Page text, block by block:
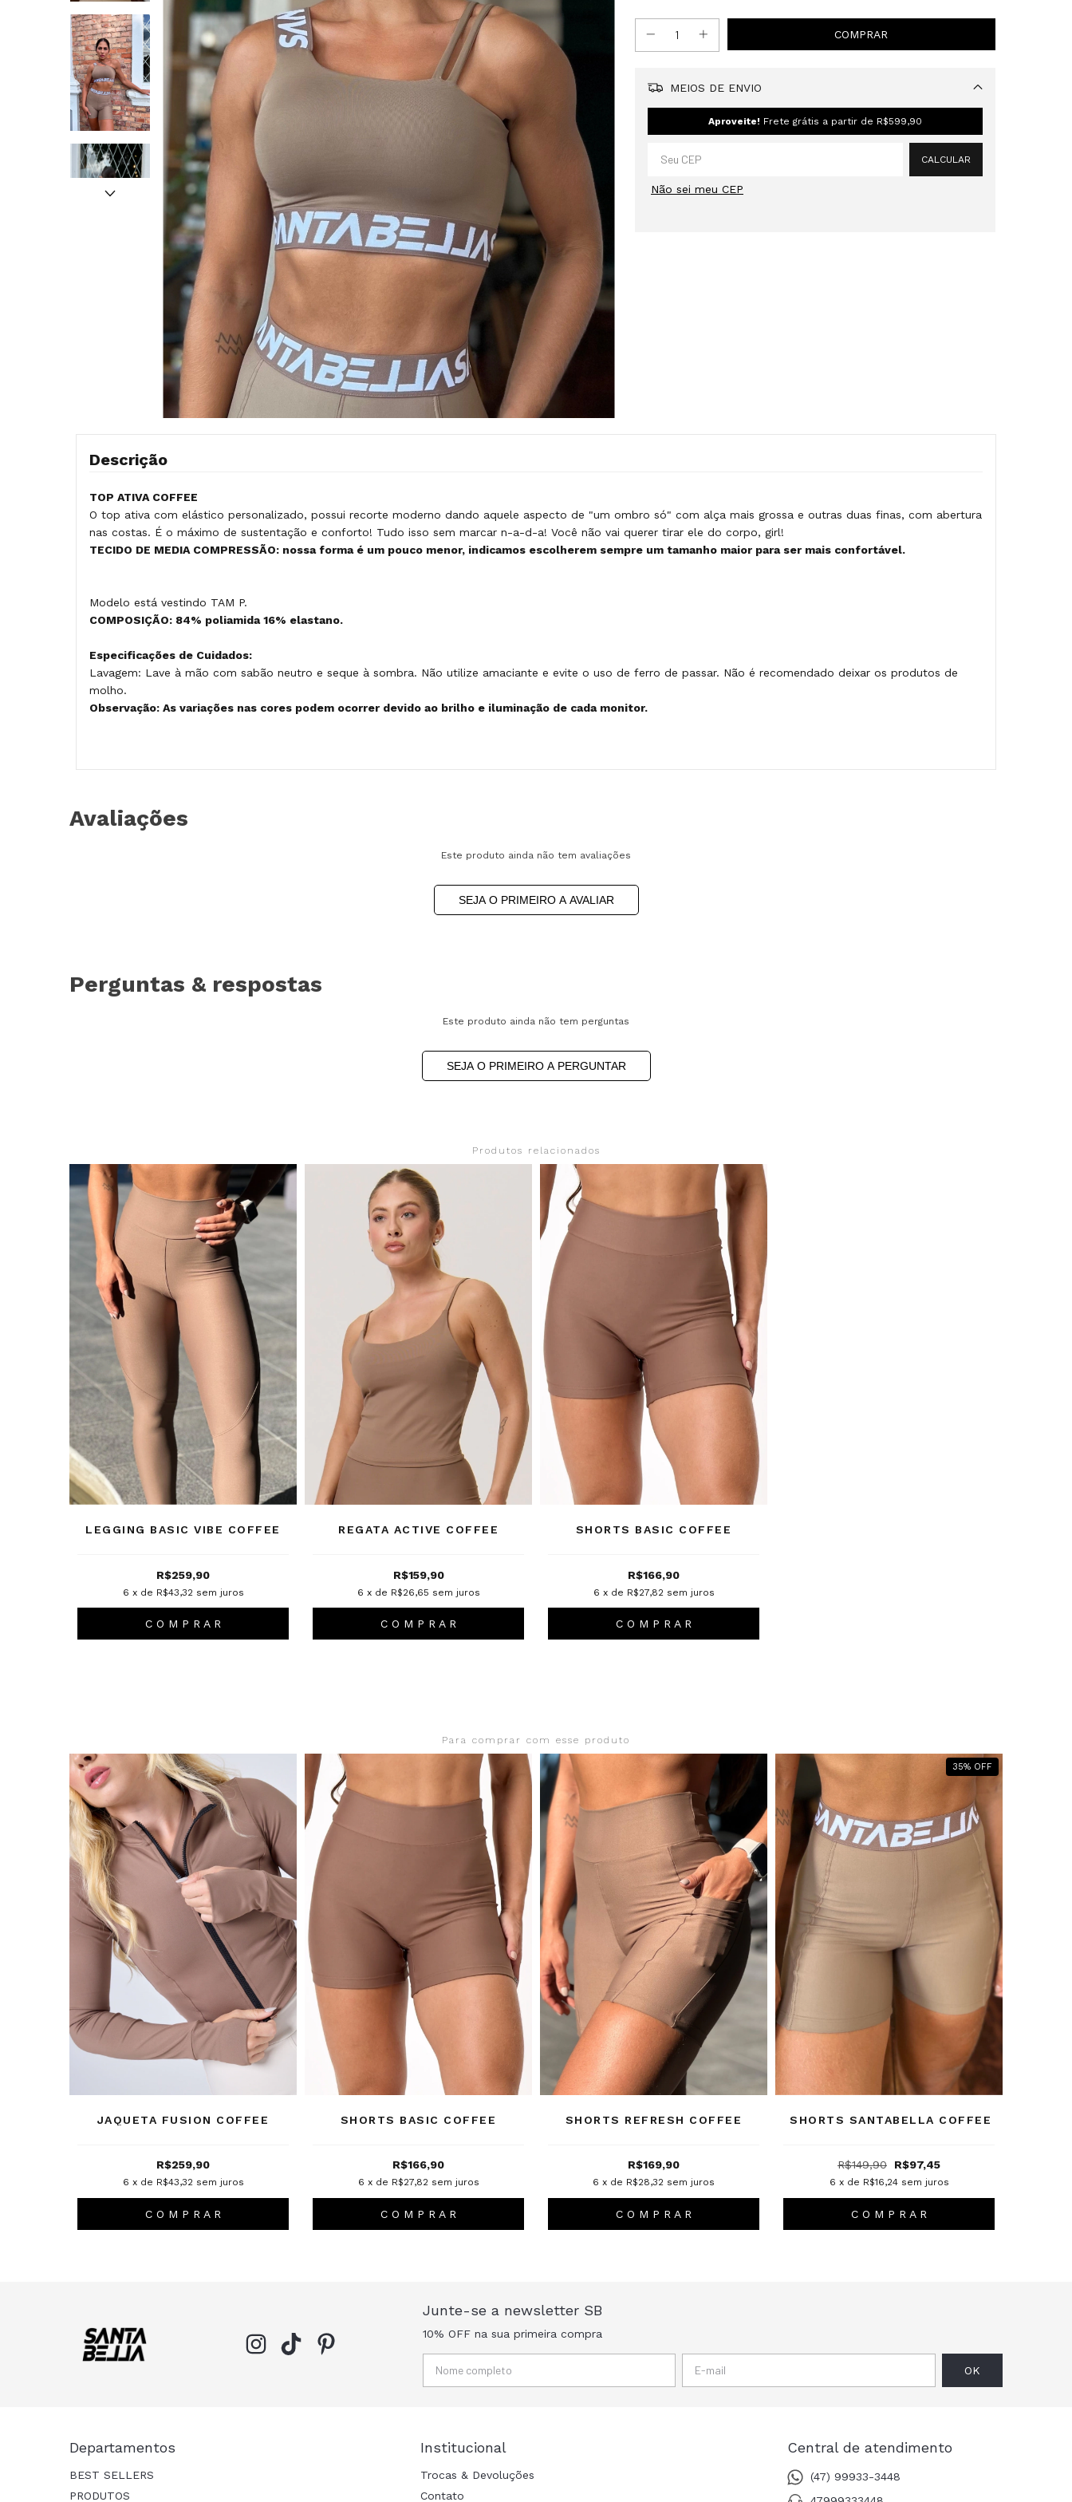
MEIOS DE ENVIO
Aproveite! Frete grátis a partir de R$599,90
CALCULAR
Não sei meu CEP
Descrição
TOP ATIVA COFFEE
O top ativa com elástico personalizado, possui recorte moderno dando aquele aspecto de "um ombro só" com alça mais grossa e outras duas finas, com abertura
nas costas. É o máximo de sustentação e conforto! Tudo isso sem marcar n-a-d-a! Você não vai querer tirar ele do corpo, girl!
TECIDO DE MEDIA COMPRESSÃO: nossa forma é um pouco menor, indicamos escolherem sempre um tamanho maior para ser mais confortável.
Modelo está vestindo TAM P.
COMPOSIÇÃO: 84% poliamida 16% elastano.
Especificações de Cuidados:
Lavagem: Lave à mão com sabão neutro e seque à sombra. Não utilize amaciante e evite o uso de ferro de passar. Não é recomendado deixar os produtos de
molho.
Observação: As variações nas cores podem ocorrer devido ao brilho e iluminação de cada monitor.
Avaliações
Este produto ainda não tem avaliações
SEJA O PRIMEIRO A AVALIAR
Perguntas & respostas
Este produto ainda não tem perguntas
SEJA O PRIMEIRO A PERGUNTAR
Produtos relacionados
LEGGING BASIC VIBE COFFEE
R$259,90
6 x de R$43,32 sem juros
C O M P R A R
REGATA ACTIVE COFFEE
R$159,90
6 x de R$26,65 sem juros
C O M P R A R
SHORTS BASIC COFFEE
R$166,90
6 x de R$27,82 sem juros
C O M P R A R
Para comprar com esse produto
JAQUETA FUSION COFFEE
R$259,90
6 x de R$43,32 sem juros
C O M P R A R
SHORTS BASIC COFFEE
R$166,90
6 x de R$27,82 sem juros
C O M P R A R
SHORTS REFRESH COFFEE
R$169,90
6 x de R$28,32 sem juros
C O M P R A R
35% OFF
SHORTS SANTABELLA COFFEE
R$149,90 R$97,45
6 x de R$16,24 sem juros
C O M P R A R
Junte-se a newsletter SB
10% OFF na sua primeira compra
Departamentos
BEST SELLERS
PRODUTOS
Institucional
Trocas & Devoluções
Contato
Central de atendimento
(47) 99933-3448